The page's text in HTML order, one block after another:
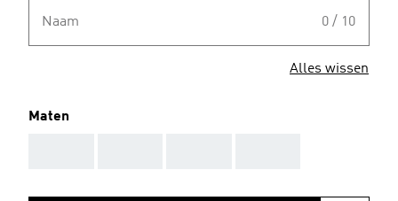
Naam 0 / 10
Alles wissen
Maten